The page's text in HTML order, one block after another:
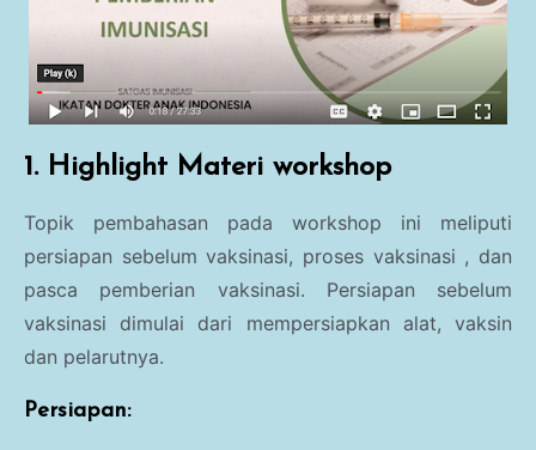
1. Highlight Materi workshop
Topik pembahasan pada workshop ini meliputi
persiapan sebelum vaksinasi, proses vaksinasi , dan
pasca pemberian vaksinasi. Persiapan sebelum
vaksinasi dimulai dari mempersiapkan alat, vaksin
dan pelarutnya.
Persiapan: